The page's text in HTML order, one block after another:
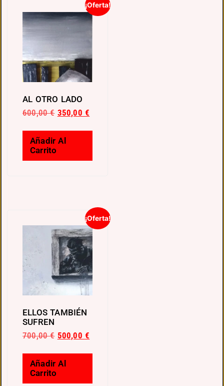
¡Oferta!
AL OTRO LADO
600,00€ 350,00€
Añadir Al
Carrito
¡Oferta!
ELLOS TAMBIÉN
SUFREN
700,00€ 500,00€
Añadir Al
Carrito